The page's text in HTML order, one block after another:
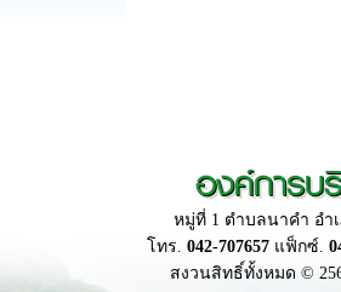
องค์การบ
หมู่ที่ 1 ตำบลนาคำ อำ
โทร. 042-707657 แฟ็กซ์.
สงวนสิทธิ์ทั้งหมด ©